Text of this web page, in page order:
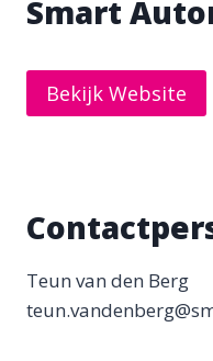
Smart
Bekijk Website
Teun van den Berg